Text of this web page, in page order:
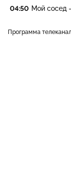
04:50 Мой сосед
Программа